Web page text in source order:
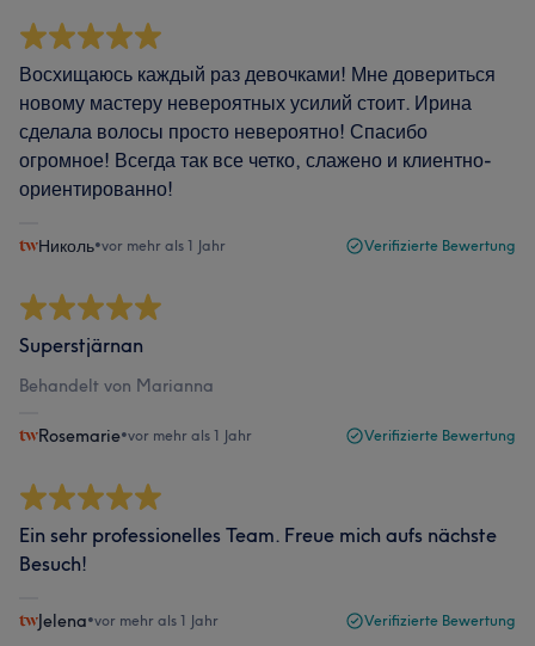
Восхищаюсь каждый раз девочками! Мне довериться
новому мастеру невероятных усилий стоит. Ирина
сделала волосы просто невероятно! Спасибо
огромное! Всегда так все четко, слажено и клиентно-
ориентированно!
Николь•vor mehr als 1 Jahr Verifizierte Bewertung
Superstjärnan
Behandelt von Marianna
Rosemarie•vor mehr als 1 Jahr Verifizierte Bewertung
Ein sehr professionelles Team. Freue mich aufs nächste
Besuch!
Jelena•vor mehr als 1 Jahr Verifizierte Bewertung